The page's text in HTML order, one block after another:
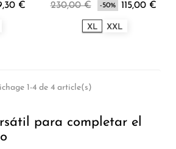
€ 230,00 € -50% 115,00 €
XL XXL
1-4 de 4 article(s)
para completar el